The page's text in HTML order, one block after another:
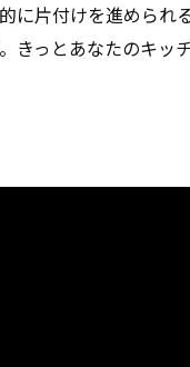
に片付けを進められ
きっとあなたのキッ